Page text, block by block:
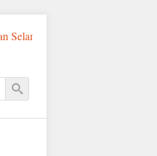
Pemancing Asal Fatululi